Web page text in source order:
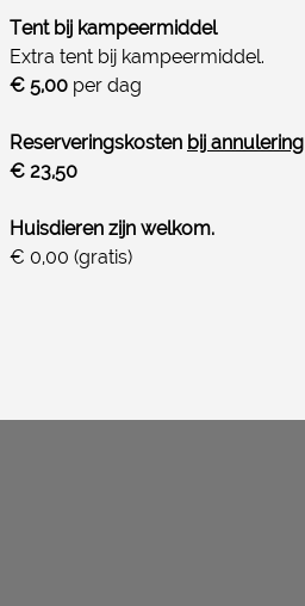
Tent bij kampeermiddel
Extra tent bij kampeermiddel.
€ 5,00 per dag
Reserveringskosten bij annulering
€ 23,50
Huisdieren zijn welkom.
€ 0,00 (gratis)